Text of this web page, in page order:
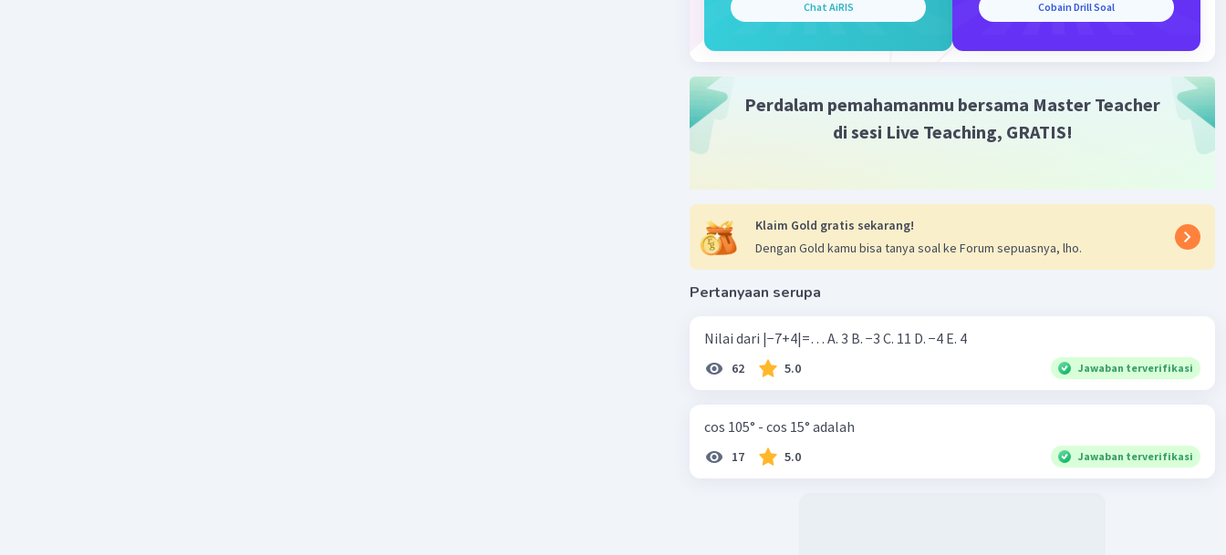
2/(36x - 27) = 18
2 = 18 × (36x - 27)
2 = 648x - 486
x = 488/648
Beri Rating·0.0(0)
Chat AiRIS Cobain Drill Soal
Perdalam pemahamanmu bersama Master Teacher
di sesi Live Teaching, GRATIS!
Klaim Gold gratis sekarang!
Dengan Gold kamu bisa tanya soal ke Forum sepuasnya, lho.
Pertanyaan serupa
Nilai dari |−7+4|=… A. 3 B. −3 C. 11 D. −4 E. 4
62 5.0 Jawaban terverifikasi
cos 105° - cos 15° adalah
17 5.0 Jawaban terverifikasi